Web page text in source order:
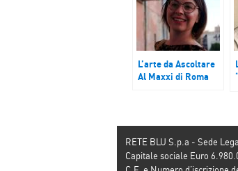
L’arte da Ascoltare
Al Maxxi di Roma
RETE BLU S.p.a - Sede
Capitale sociale Euro